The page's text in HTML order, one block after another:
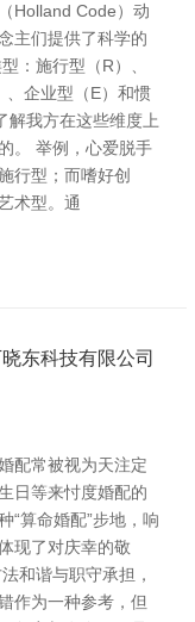
Holland Code）动
主们提供了科学的
：施行型（R）、
、企业型（E）和惯
解我方在这些维度上
。 举例，心爱脱手
行型；而嗜好创
术型。通
东科技有限公司
配常被视为天注定
日等来忖度婚配的
“算命婚配”步地，响
现了对庆幸的敬
和谐与职守承担，
作为一种参考，但